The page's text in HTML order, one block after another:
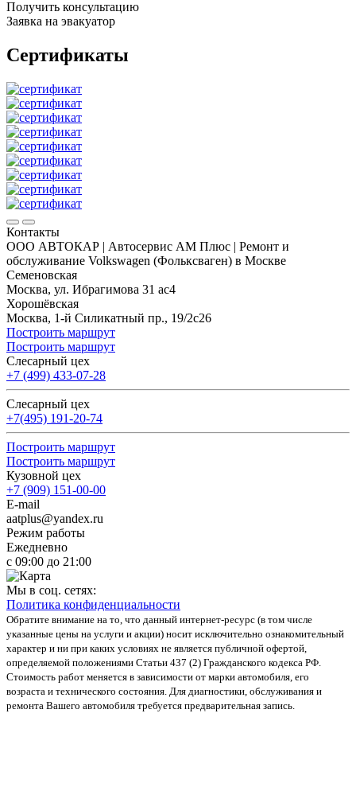
Получить консультацию
Заявка на эвакуатор
Сертификаты
Контакты
ООО АВТОКАР | Автосервис АМ Плюс | Ремонт и
обслуживание Volkswagen (Фольксваген) в Москве
Семеновская
Москва, ул. Ибрагимова 31 ас4
Хорошёвская
Москва, 1-й Силикатный пр., 19/2с26
Построить маршрут
Построить маршрут
Слесарный цех
+7 (499) 433-07-28
Слесарный цех
+7(495) 191-20-74
Построить маршрут
Построить маршрут
Кузовной цех
+7 (909) 151-00-00
E-mail
aatplus@yandex.ru
Режим работы
Ежедневно
с 09:00 до 21:00
Мы в соц. сетях:
Политика конфиденциальности
Обратите внимание на то, что данный интернет-ресурс (в том числе
указанные цены на услуги и акции) носит исключительно ознакомительный
характер и ни при каких условиях не является публичной офертой,
определяемой положениями Статьи 437 (2) Гражданского кодекса РФ.
Стоимость работ меняется в зависимости от марки автомобиля, его
возраста и технического состояния. Для диагностики, обслуживания и
ремонта Вашего автомобиля требуется предварительная запись.